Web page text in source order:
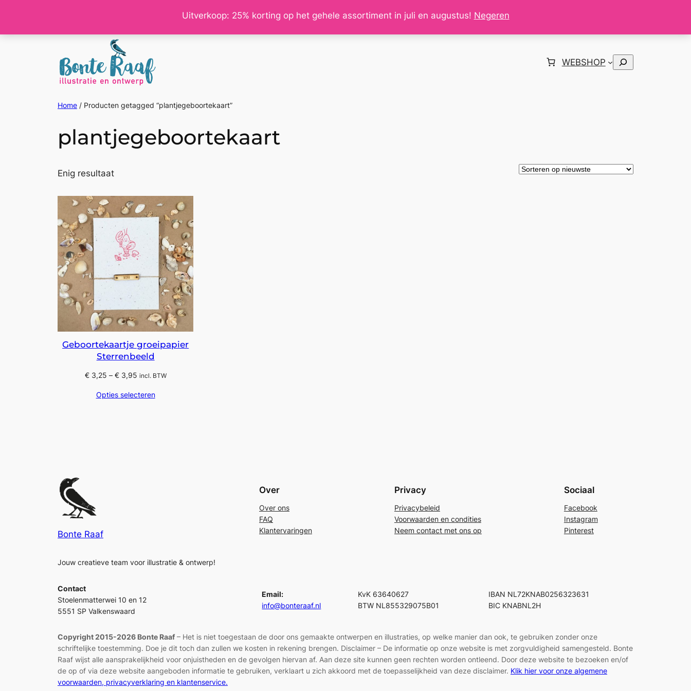
Uitverkoop: 25% korting op het gehele assortiment in juli en augustus! Negeren
de
WEBSHOP
Zoeken
Home / Producten getagged “plantjegeboortekaart”
plantjegeboortekaart
Enig resultaat
Geboortekaartje groeipapier
Sterrenbeeld
€3,25 – €3,95Prijsklasse:
tot
incl. BTW
Opties selecteren
Bonte Raaf
Jouw creatieve team voor illustratie & ontwerp!
Over
Over ons
FAQ
Klantervaringen
Privacy
Privacybeleid
Voorwaarden en condities
Neem contact met ons op
Sociaal
Facebook
Instagram
Pinterest
Contact
Stoelenmatterwei 10 en 12
5551 SP Valkenswaard
Email:
info@bonteraaf.nl
KvK 63640627
BTW NL855329075B01
IBAN NL72KNAB0256323631
BIC KNABNL2H
Copyright 2015-2026 Bonte Raaf – Het is niet toegestaan de door ons gemaakte ontwerpen en illustraties, op welke manier dan ook, te gebruiken zonder onze
schriftelijke toestemming. Doe je dit toch dan zullen we kosten in rekening brengen. Disclaimer – De informatie op onze website is met zorgvuldigheid samengesteld. Bonte
Raaf wijst alle aansprakelijkheid voor onjuistheden en de gevolgen hiervan af. Aan deze site kunnen geen rechten worden ontleend. Door deze website te bezoeken en/of
de op of via deze website aangeboden informatie te gebruiken, verklaart u zich akkoord met de toepasselijkheid van deze disclaimer. Klik hier voor onze algemene
voorwaarden, privacyverklaring en klantenservice.